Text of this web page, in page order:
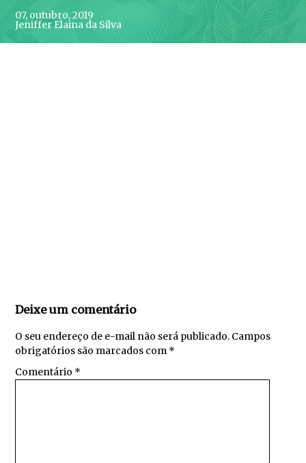
07, outubro, 2019
Jeniffer Elaina da Silva
Deixe um comentário
O seu endereço de e-mail não será publicado. Campos
obrigatórios são marcados com *
Comentário *